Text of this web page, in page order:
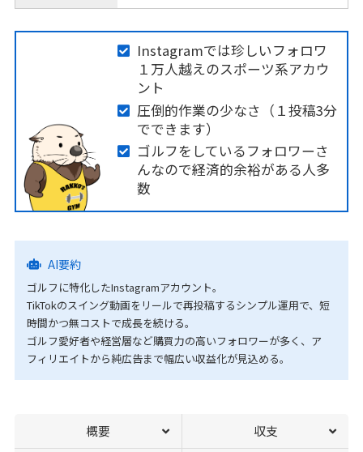
Instagramでは珍しいフォロワ
１万人越えのスポーツ系アカウ
ント
圧倒的作業の少なさ（１投稿3分
でできます）
ゴルフをしているフォロワーさ
んなので経済的余裕がある人多
数
AI要約
ゴルフに特化したInstagramアカウント。
TikTokのスイング動画をリールで再投稿するシンプル運用で、短
時間かつ無コストで成長を続ける。
ゴルフ愛好者や経営層など購買力の高いフォロワーが多く、ア
フィリエイトから純広告まで幅広い収益化が見込める。
概要 収支